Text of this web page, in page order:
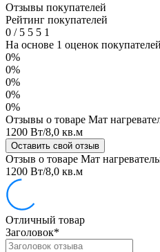
Отзывы покупателей
Рейтинг покупателей
0 /5 5 5 1
На основе 1 оценок покупателей
0%
0%
0%
0%
0%
Отзывы о товаре Мат
1200 Вт/8,0 кв.м
Оставить свой отзыв
Отзыв о товаре Мат
1200 Вт/8,0 кв.м
Отличный товар
Заголовок*